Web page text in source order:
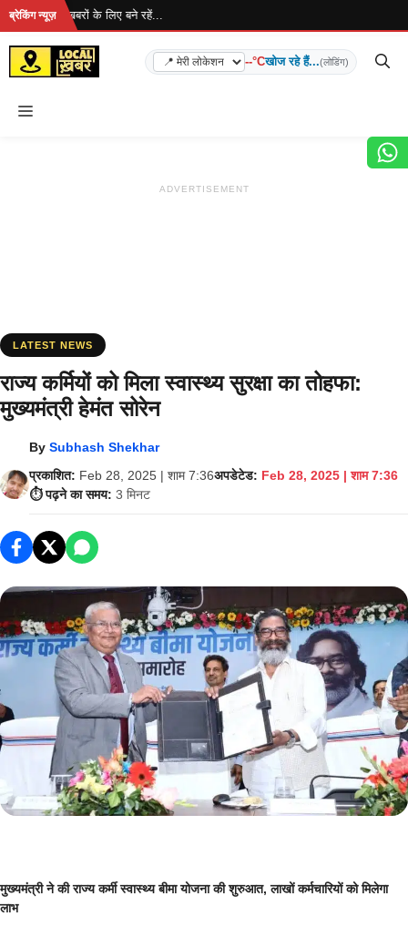
Skip
content
ब्रेकिंग न्यूज़
है... ताज़ा खबरों के लिए बने रहें...
--°Cखोज रहे हैं...(लोडिंग)
Menu
ADVERTISEMENT
LATEST NEWS
राज्य कर्मियों को मिला स्वास्थ्य सुरक्षा का तोहफा:
मुख्यमंत्री हेमंत सोरेन
BySubhash Shekhar
प्रकाशित: Feb 28, 2025 | शाम 7:36अपडेटेड: Feb 28, 2025 | शाम 7:36
⏱️ पढ़ने का समय: 3 मिनट
मुख्यमंत्री ने की राज्य कर्मी स्वास्थ्य बीमा योजना की शुरुआत, लाखों कर्मचारियों को मिलेगा
लाभ